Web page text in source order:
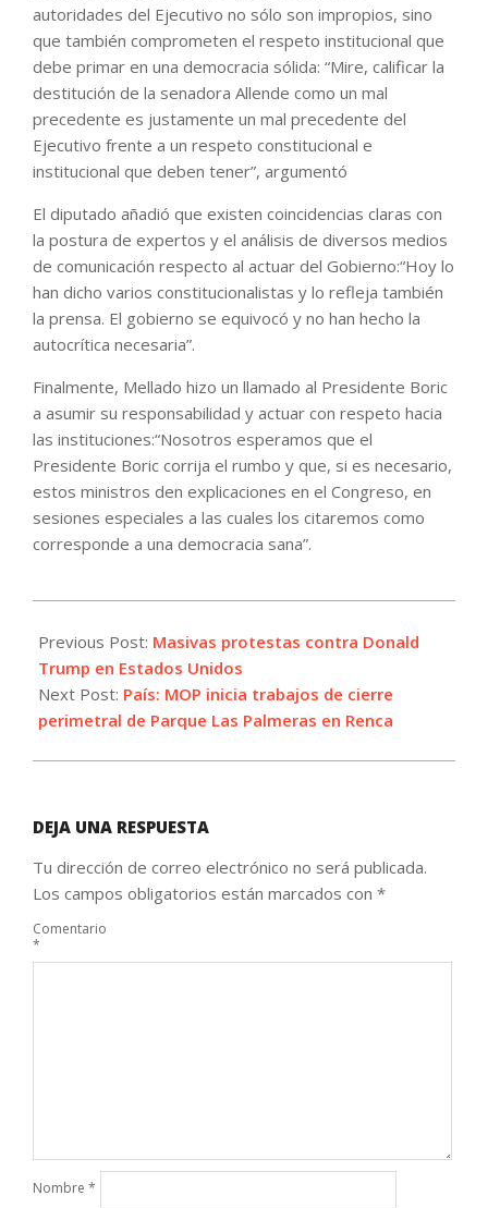
autoridades del Ejecutivo no sólo son impropios, sino
que también comprometen el respeto institucional que
debe primar en una democracia sólida: “Mire, calificar la
destitución de la senadora Allende como un mal
precedente es justamente un mal precedente del
Ejecutivo frente a un respeto constitucional e
institucional que deben tener”, argumentó
El diputado añadió que existen coincidencias claras con
la postura de expertos y el análisis de diversos medios
de comunicación respecto al actuar del Gobierno:“Hoy lo
han dicho varios constitucionalistas y lo refleja también
la prensa. El gobierno se equivocó y no han hecho la
autocrítica necesaria”.
Finalmente, Mellado hizo un llamado al Presidente Boric
a asumir su responsabilidad y actuar con respeto hacia
las instituciones:“Nosotros esperamos que el
Presidente Boric corrija el rumbo y que, si es necesario,
estos ministros den explicaciones en el Congreso, en
sesiones especiales a las cuales los citaremos como
corresponde a una democracia sana”.
04-
06
Previous Post: Masivas protestas contra Donald
Trump en Estados Unidos
Next Post: País: MOP inicia trabajos de cierre
perimetral de Parque Las Palmeras en Renca
DEJA UNA RESPUESTA
Tu dirección de correo electrónico no será publicada.
Los campos obligatorios están marcados con *
Comentario
*
Nombre *